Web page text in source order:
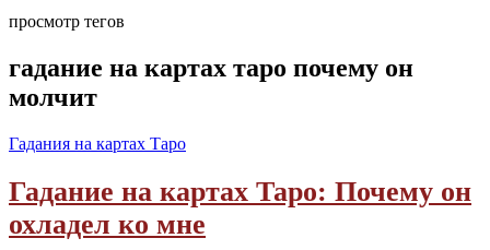
просмотр тегов
гадание на картах таро почему он
молчит
Гадания на картах Таро
Гадание на картах Таро: Почему он
охладел ко мне